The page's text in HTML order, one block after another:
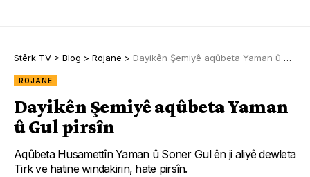
Stêrk TV > Blog > Rojane > Dayikên Şemiyê aqûbeta Yaman û Gul pirsîn
ROJANE
Dayikên Şemiyê aqûbeta Yaman
û Gul pirsîn
Aqûbeta Husamettîn Yaman û Soner Gul ên ji aliyê dewleta
Tirk ve hatine windakirin, hate pirsîn.